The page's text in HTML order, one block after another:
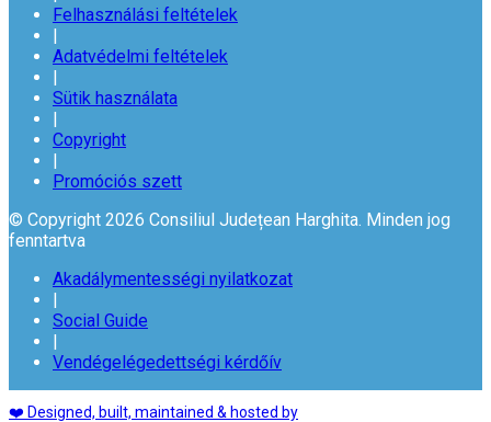
Felhasználási feltételek
|
Adatvédelmi feltételek
|
Sütik használata
|
Copyright
|
Promóciós szett
© Copyright 2026 Consiliul Județean Harghita. Minden jog
fenntartva
Akadálymentességi nyilatkozat
|
Social Guide
|
Vendégelégedettségi kérdőív
❤️ Designed, built, maintained & hosted by